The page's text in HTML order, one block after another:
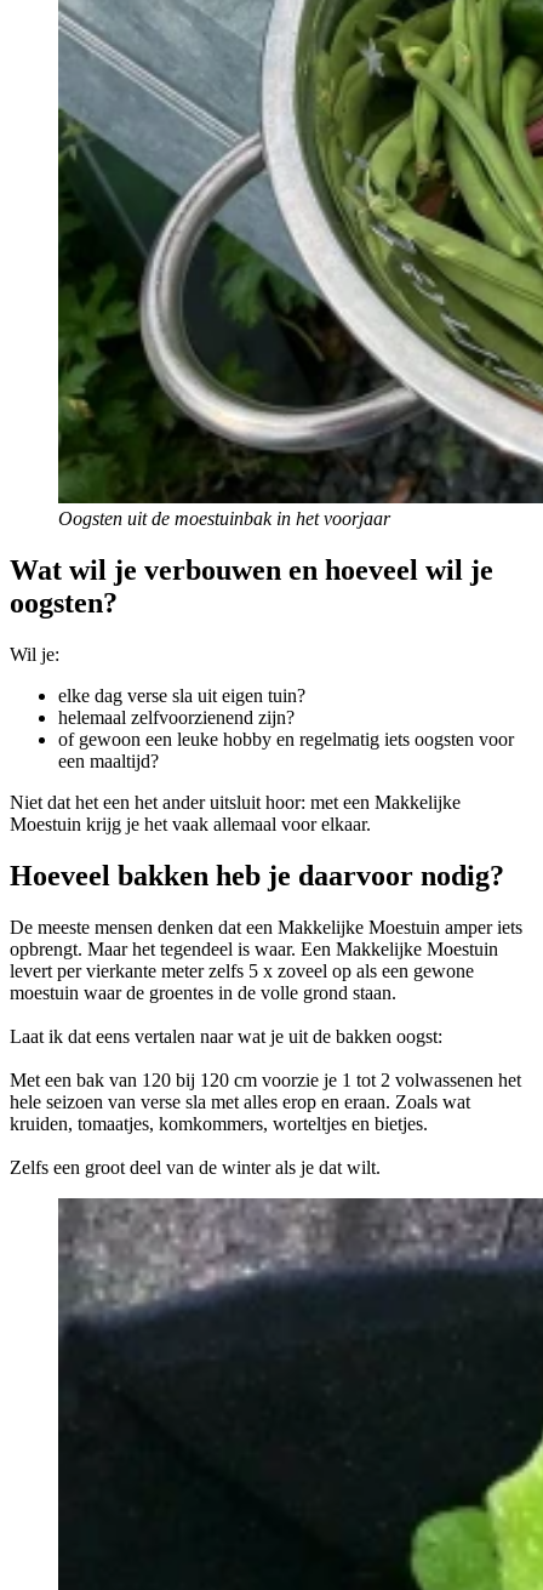
Oogsten uit de moestuinbak in het voorjaar
Wat wil je verbouwen en hoeveel wil je
oogsten?
Wil je:
elke dag verse sla uit eigen tuin?
helemaal zelfvoorzienend zijn?
of gewoon een leuke hobby en regelmatig iets oogsten voor
een maaltijd?
Niet dat het een het ander uitsluit hoor: met een Makkelijke
Moestuin krijg je het vaak allemaal voor elkaar.
Hoeveel bakken heb je daarvoor nodig?
De meeste mensen denken dat een Makkelijke Moestuin amper iets
opbrengt. Maar het tegendeel is waar. Een Makkelijke Moestuin
levert per vierkante meter zelfs 5 x zoveel op als een gewone
moestuin waar de groentes in de volle grond staan.
Laat ik dat eens vertalen naar wat je uit de bakken oogst:
Met een bak van 120 bij 120 cm voorzie je 1 tot 2 volwassenen het
hele seizoen van verse sla met alles erop en eraan. Zoals wat
kruiden, tomaatjes, komkommers, worteltjes en bietjes.
Zelfs een groot deel van de winter als je dat wilt.